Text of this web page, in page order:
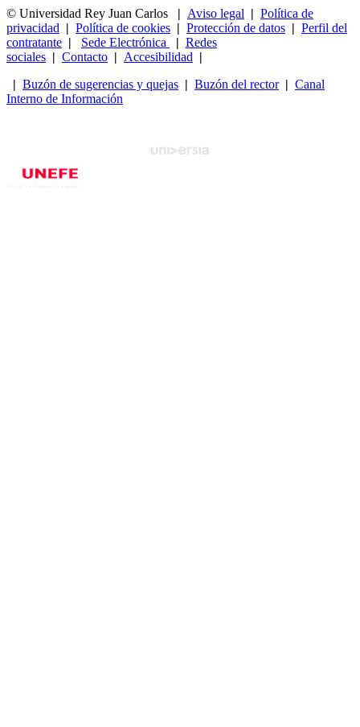
© Universidad Rey Juan Carlos
| Aviso legal | Política de
privacidad | Política de cookies | Protección de datos | Perfil del
contratante | Sede Electrónica | Redes
sociales | Contacto | Accesibilidad |
| Buzón de sugerencias y quejas | Buzón del rector| Canal
Interno de Información